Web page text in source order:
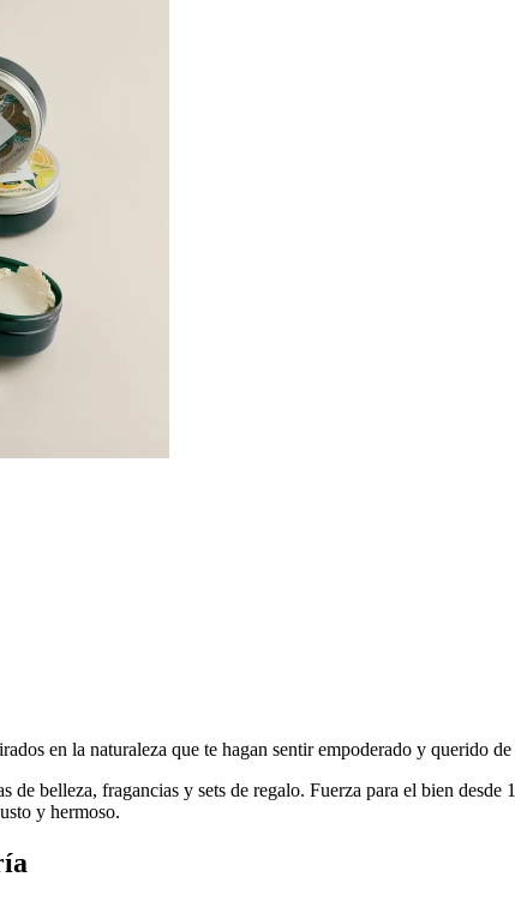
en la naturaleza que te hagan sentir empoderado y querido
de belleza, fragancias y sets de regalo. Fuerza para el bien
y hermoso.